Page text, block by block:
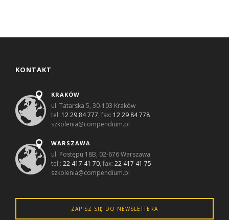
KONTAKT
KRAKÓW
ul. Tatarska 5, 30-103 Kraków
tel: 12 29 84 777, fax: 12 29 84 778
szkolenia@compendium.pl
WARSZAWA
ul. Postępu 18B, 02-676 Warszawa
tel.:22 417 41 70, fax:22 417 41 75
szkolenia@compendium.pl
ZAPISZ SIĘ DO NEWSLETTERA